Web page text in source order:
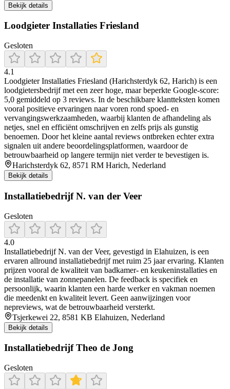
Bekijk details
Loodgieter Installaties Friesland
Gesloten
4.1
Loodgieter Installaties Friesland (Harichsterdyk 62, Harich) is een
loodgietersbedrijf met een zeer hoge, maar beperkte Google-score:
5,0 gemiddeld op 3 reviews. In de beschikbare klantteksten komen
vooral positieve ervaringen naar voren rond spoed- en
vervangingswerkzaamheden, waarbij klanten de afhandeling als
netjes, snel en efficiënt omschrijven en zelfs prijs als gunstig
benoemen. Door het kleine aantal reviews ontbreken echter extra
signalen uit andere beoordelingsplatformen, waardoor de
betrouwbaarheid op langere termijn niet verder te bevestigen is.
Harichsterdyk 62, 8571 RM Harich, Nederland
Bekijk details
Installatiebedrijf N. van der Veer
Gesloten
4.0
Installatiebedrijf N. van der Veer, gevestigd in Elahuizen, is een
ervaren allround installatiebedrijf met ruim 25 jaar ervaring. Klanten
prijzen vooral de kwaliteit van badkamer- en keukeninstallaties en
de installatie van zonnepanelen. De feedback is specifiek en
persoonlijk, waarin klanten een harde werker en vakman noemen
die meedenkt en kwaliteit levert. Geen aanwijzingen voor
nepreviews, wat de betrouwbaarheid versterkt.
Tsjerkewei 22, 8581 KB Elahuizen, Nederland
Bekijk details
Installatiebedrijf Theo de Jong
Gesloten